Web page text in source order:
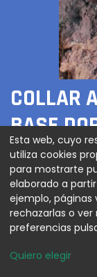
COLLAR
BASE
150,00€
Esta web, cuyo
utiliza cookies
para mostrarte
elaborado a
ejemplo, páginas
rechazarlas o
preferencias
Quiero elegir